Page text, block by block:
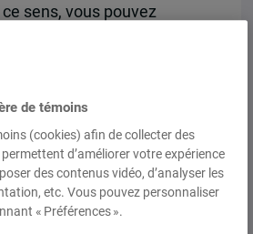
sens, vous pouvez
surtout, pour promouvoir
et des données
de nos conférences
du Magazine sans
participation des
étudiant.e.s, nous
de témoins
(cookies) afin de collecter des
d’améliorer votre expérience
des contenus vidéo, d’analyser les
etc. Vous pouvez personnaliser
« Préférences ».